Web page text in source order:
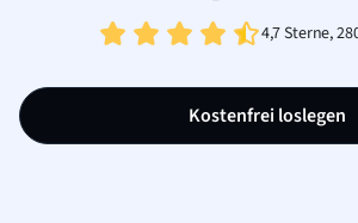
4,7 Sterne,
Kostenfrei loslegen